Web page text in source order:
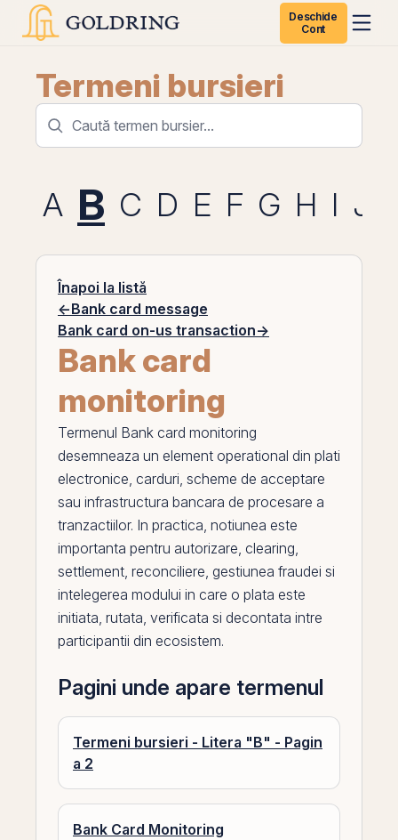
Deschide
Cont
Termeni bursieri
A B C D E F G H I J
Înapoi la listă
←Bank card message
Bank card on-us transaction→
Bank card
monitoring
Termenul Bank card monitoring
desemneaza un element operational din plati
electronice, carduri, scheme de acceptare
sau infrastructura bancara de procesare a
tranzactiilor. In practica, notiunea este
importanta pentru autorizare, clearing,
settlement, reconciliere, gestiunea fraudei si
intelegerea modului in care o plata este
initiata, rutata, verificata si decontata intre
participantii din ecosistem.
Pagini unde apare termenul
Termeni bursieri - Litera "B" - Pagin
a 2
Bank Card Monitoring